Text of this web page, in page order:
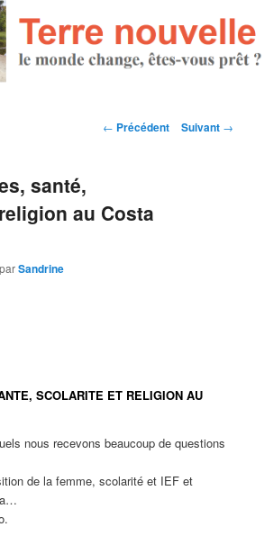
Navigation des articles
← Précédent Suivant →
santé,
au Costa
parSandrine
SCOLARITE ET RELIGION AU
nous recevons beaucoup de questions
de la femme, scolarité et IEF et